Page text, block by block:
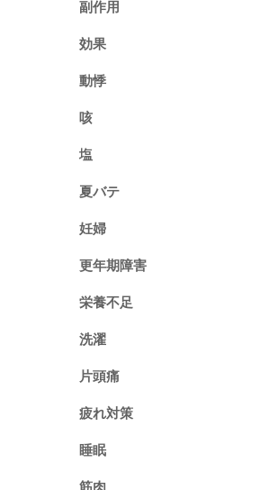
副作用
効果
動悸
咳
塩
夏バテ
妊婦
更年期障害
栄養不足
洗濯
片頭痛
疲れ対策
睡眠